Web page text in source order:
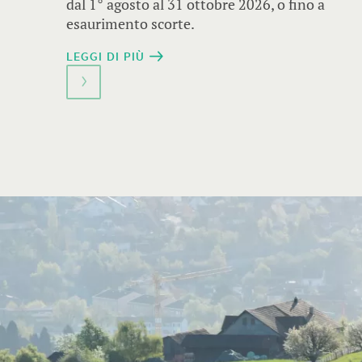
esaurimento scorte.
LEGGI DI PIÙ